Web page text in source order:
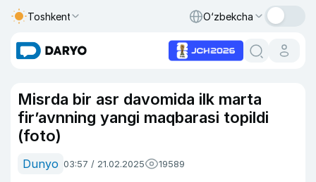
Toshkent O‘zbekcha
Misrda bir asr davomida ilk marta
fir’avnning yangi maqbarasi topildi
(foto)
Dunyo 03:57 / 21.02.2025 19589